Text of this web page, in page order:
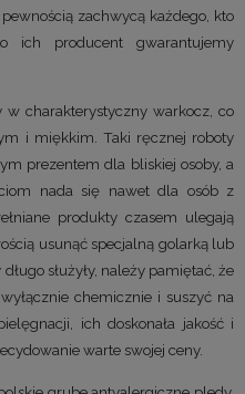
zachwycą każdego, kto
ich producent gwarantujemy
charakterystyczny warkocz, co
i miękkim. Taki ręcznej roboty
prezentem dla bliskiej osoby, a
nada się nawet dla osób z
produkty czasem ulegają
usunąć specjalną golarką lub
służyły, należy pamiętać, że
chemicznie i suszyć na
ich doskonała jakość i
warte swojej ceny.